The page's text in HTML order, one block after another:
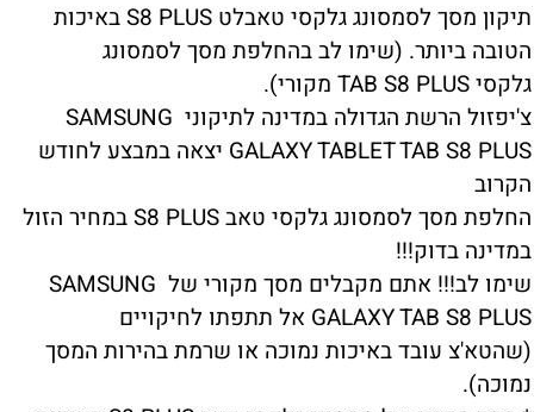
תיקון מסך לסמסונג גלקסי טאבלט S8 PLUS באיכות
הטובה ביותר. (שימו לב בהחלפת מסך לסמסונג
גלקסי TAB S8 PLUS מקורי).
צ'יפזול הרשת הגדולה במדינה לתיקוני SAMSUNG
GALAXY TABLET TAB S8 PLUS יצאה במבצע לחודש
הקרוב
החלפת מסך לסמסונג גלקסי טאב S8 PLUS במחיר הזול
במדינה בדוק!!!
שימו לב!!! אתם מקבלים מסך מקורי של SAMSUNG
GALAXY TAB S8 PLUS אל תתפתו לחיקויים
(שהטא'צ עובד באיכות נמוכה או שרמת בהירות המסך
נמוכה).